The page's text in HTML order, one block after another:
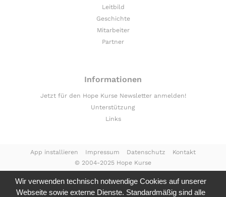
Leitbild
Geschichte
Mitarbeiter
Partner
Informationen
Jetzt für den Hope Kurse Newsletter anmelden!
Unterstützung
Links
© 2004-2025 Hope Kurse
App installieren Impressum Datenschutz Kontakt
Wir verwenden technisch notwendige Cookies auf unserer
Webseite sowie externe Dienste. Standardmäßig sind alle